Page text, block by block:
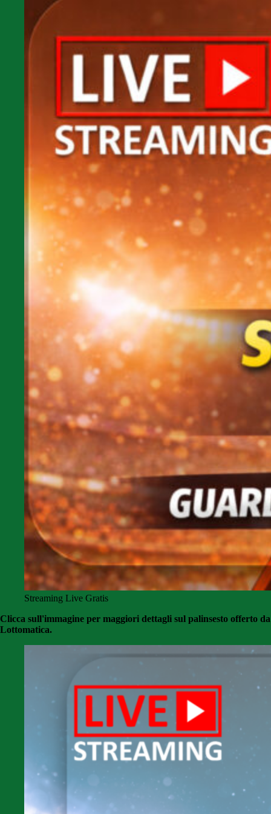
Streaming Live Gratis
Clicca sull'immagine per maggiori dettagli sul palinsesto offerto da
Lottomatica.